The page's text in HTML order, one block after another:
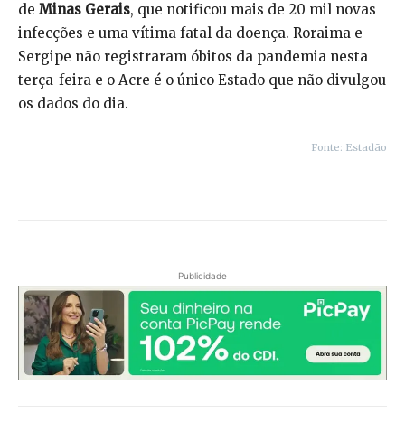
de Minas Gerais, que notificou mais de 20 mil novas
infecções e uma vítima fatal da doença. Roraima e
Sergipe não registraram óbitos da pandemia nesta
terça-feira e o Acre é o único Estado que não divulgou
os dados do dia.
Fonte: Estadão
Publicidade